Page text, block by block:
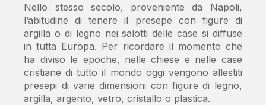
Nello stesso secolo, proveniente da Napoli,
l’abitudine di tenere il presepe con figure di
argilla o di legno nei salotti delle case si diffuse
in tutta Europa. Per ricordare il momento che
ha diviso le epoche, nelle chiese e nelle case
cristiane di tutto il mondo oggi vengono allestiti
presepi di varie dimensioni con figure di legno,
argilla, argento, vetro, cristallo o plastica.